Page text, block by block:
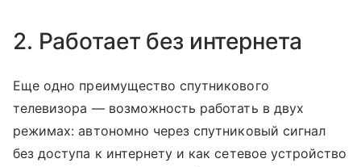
2. Работает без интернета
Еще одно преимущество спутникового
телевизора — возможность работать в двух
режимах: автономно через спутниковый сигнал
без доступа к интернету и как сетевое устройство